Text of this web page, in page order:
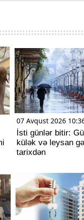
07 Avqust 2026
İsti günlər bitir:
külək və leysan
tarixdən